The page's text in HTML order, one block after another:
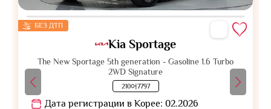
БЕЗ ДТП
Kia Sportage
The New Sportage 5th generation - Gasoline 1.6 Turbo
2WD Signature
210어7797
Дата регистрации в Корее: 02.2026